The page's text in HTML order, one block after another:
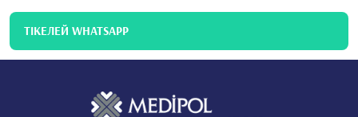
ТІКЕЛЕЙ WHATSAPP